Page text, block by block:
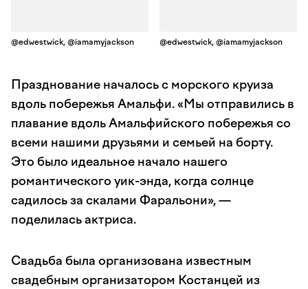
@edwestwick, @iamamyjackson @edwestwick, @iamamyjackson
Празднование началось с морского круиза
вдоль побережья Амальфи. «Мы отправились в
плавание вдоль Амальфийского побережья со
всеми нашими друзьями и семьей на борту.
Это было идеальное начало нашего
романтического уик-энда, когда солнце
садилось за скалами Фаральони», —
поделилась актриса.
Свадьба была организована известным
свадебным организатором Костанцей из